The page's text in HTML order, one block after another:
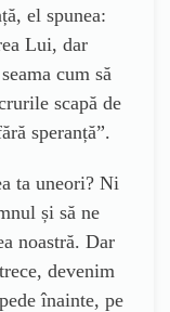
el spunea:
Lui, dar
cum să
scapă de
speranță”.
ta uneori? Ni
și să ne
noastră. Dar
devenim
înainte, pe